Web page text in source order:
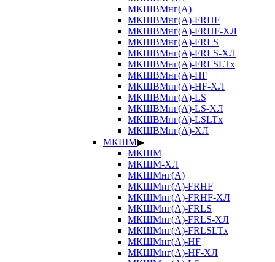
МКШВМнг(А)
МКШВМнг(А)-FRHF
МКШВМнг(А)-FRHF-ХЛ
МКШВМнг(А)-FRLS
МКШВМнг(А)-FRLS-ХЛ
МКШВМнг(А)-FRLSLTx
МКШВМнг(А)-HF
МКШВМнг(А)-HF-ХЛ
МКШВМнг(А)-LS
МКШВМнг(А)-LS-ХЛ
МКШВМнг(А)-LSLTx
МКШВМнг(А)-ХЛ
МКШМ▶
МКШМ
МКШМ-ХЛ
МКШМнг(А)
МКШМнг(А)-FRHF
МКШМнг(А)-FRHF-ХЛ
МКШМнг(А)-FRLS
МКШМнг(А)-FRLS-ХЛ
МКШМнг(А)-FRLSLTx
МКШМнг(А)-HF
МКШМнг(А)-HF-ХЛ